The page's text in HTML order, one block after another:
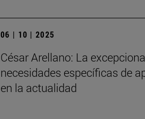
06 | 10 | 2025
César Arellano: La
necesidades específicas de
en la actualidad